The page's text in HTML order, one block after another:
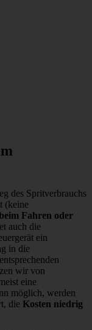
des Spritverbrauchs
(keine
Fahren oder
auch die
ein
in die
wir von
eine
möglich, werden
die Kosten niedrig